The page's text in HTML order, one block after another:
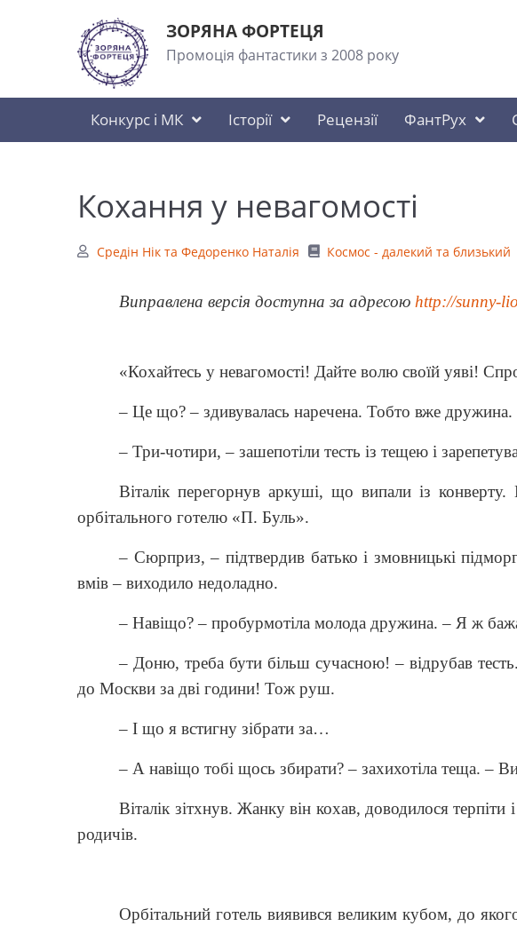
ЗОРЯНА ФОРТЕЦЯ
Промоція фантастики з 2008 року
Конкурс і МК Історії Рецензії ФантРух
Кохання у невагомості
Средін Нік та Федоренко Наталія Космос - далекий та близький
Виправлена версія доступна за адресою http://sunny-
«Кохайтесь у невагомості! Дайте волю своїй уяві!
– Це що? – здивувалась наречена. Тобто вже дружина.
– Три-чотири, – зашепотіли тесть із тещею і
Віталік перегорнув аркуші, що випали із
орбітального готелю «П. Буль».
– Сюрприз, – підтвердив батько і змовницькі
вмів – виходило недоладно.
– Навіщо? – пробурмотіла молода дружина. – Я ж
– Доню, треба бути більш сучасною! – відрубав
до Москви за дві години! Тож руш.
– І що я встигну зібрати за…
– А навіщо тобі щось збирати? – захихотіла теща. –
Віталік зітхнув. Жанку він кохав, доводилося терпіти
родичів.
Орбітальний готель виявився великим кубом, до